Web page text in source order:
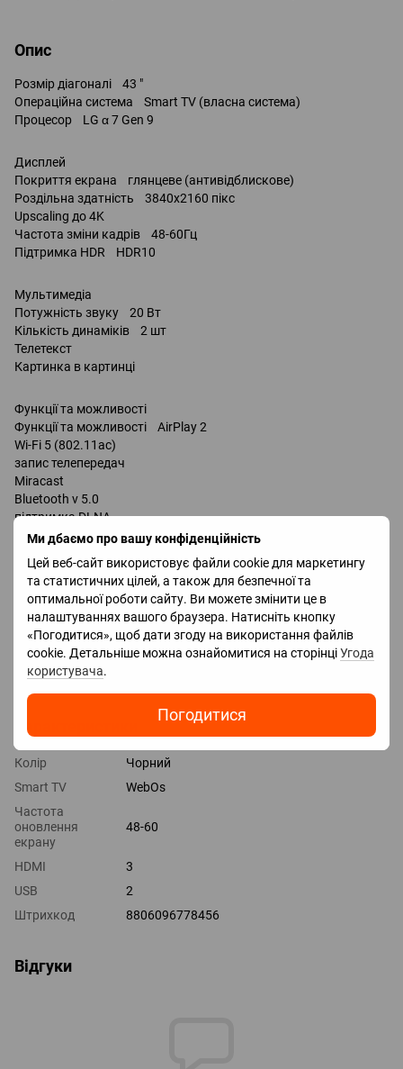
Ми дбаємо про вашу конфіденційність
Цей веб-сайт використовує файли cookie для маркетингу
та статистичних цілей, а також для безпечної та
оптимальної роботи сайту. Ви можете змінити це в
налаштуваннях вашого браузера. Натисніть кнопку
«Погодитися», щоб дати згоду на використання файлів
cookie. Детальніше можна ознайомитися на сторінціУгода
користувача.
Погодитися
Опис
Розмір діагоналі 43 "
Операційна система Smart TV (власна система)
Процесор LG α 7 Gen 9
Дисплей
Покриття екрана глянцеве (антивідблискове)
Роздільна здатність 3840x2160 пікс
Upscaling до 4K
Частота зміни кадрів 48-60Гц
Підтримка HDR HDR10
Мультимедіа
Потужність звуку 20 Вт
Кількість динаміків 2 шт
Телетекст
Картинка в картинці
Функції та можливості
Функції та можливості AirPlay 2
Wi-Fi 5 (802.11ac)
запис телепередач
Miracast
Bluetooth v 5.0
підтримка DLNA
керування голосом
Google Assistant
Роз'єми
Входи USB
LAN
HDMI 3 шт
Версія HDMI v 2.0
Виходи оптичний
Характеристики
Колір
Чорний
Smart TV
WebOs
Частота
оновлення
екрану
48-60
HDMI
3
USB
2
Штрихкод
8806096778456
Відгуки